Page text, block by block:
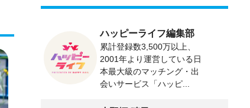
ハッピーライフ編集部
累計登録数3,500万以上、
2001年より運営している日
本最大級のマッチング・出
会いサービス「ハッピ...